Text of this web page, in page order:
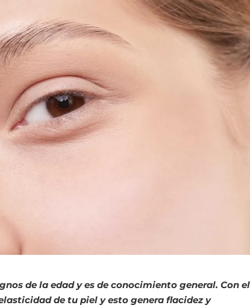
de la edad y es de conocimiento general. Con el
de tu piel y esto genera flacidez y